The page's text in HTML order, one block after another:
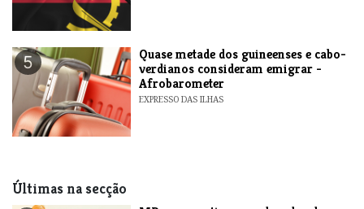
5
Quase metade dos guineenses e cabo-
verdianos consideram emigrar -
Afrobarometer
EXPRESSO DAS ILHAS
Últimas na secção